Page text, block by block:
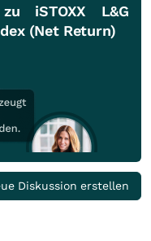
iSTOXX L&G
(Net Return)
Diskussion erstellen